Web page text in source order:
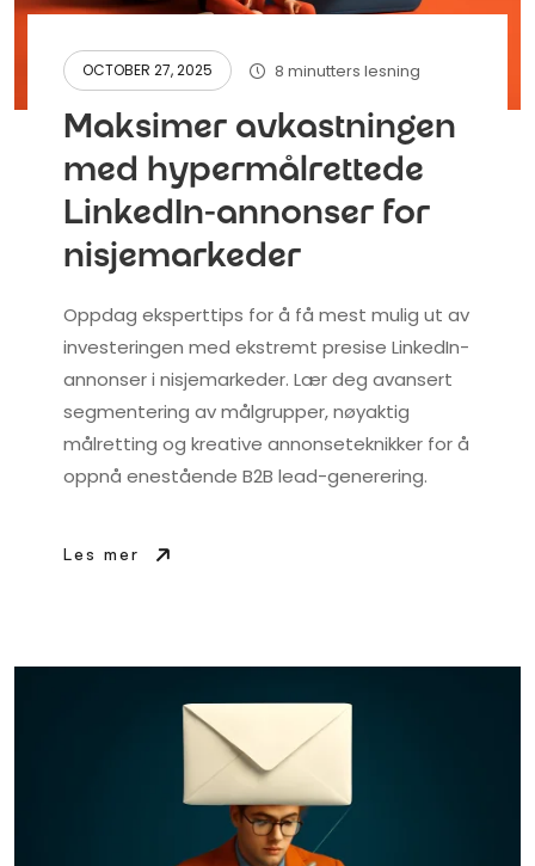
OCTOBER 27, 2025 8 minutters lesning
Maksimer avkastningen
med hypermålrettede
LinkedIn-annonser for
nisjemarkeder
Oppdag eksperttips for å få mest mulig ut av
investeringen med ekstremt presise LinkedIn-
annonser i nisjemarkeder. Lær deg avansert
segmentering av målgrupper, nøyaktig
målretting og kreative annonseteknikker for å
oppnå enestående B2B lead-generering.
Les mer